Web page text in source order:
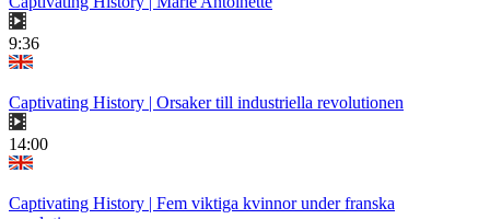
9:36
Captivating History | Orsaker till industriella revolutionen
14:00
Captivating History | Fem viktiga kvinnor under franska